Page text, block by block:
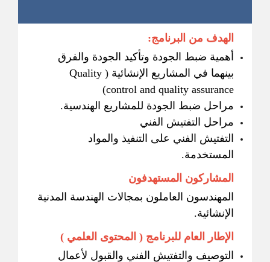
الهدف من البرنامج:
أهمية ضبط الجودة وتأكيد الجودة والفرق
بينهما في المشاريع الإنشائية ( Quality
control and quality assurance)
مراحل ضبط الجودة للمشاريع الهندسية.
مراحل التفتيش الفني
التفتيش الفني على التنفيذ والمواد
المستخدمة.
المشاركون المستهدفون
المهندسون العاملون بمجالات الهندسة المدنية
الإنشائية.
الإطار العام للبرنامج ( المحتوى العلمي )
التوصيف والتفتيش الفني والقبول لأعمال